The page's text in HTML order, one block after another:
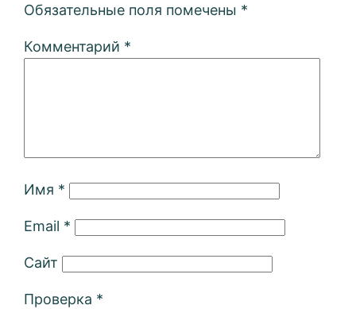
Обязательные поля помечены *
Комментарий *
Имя *
Email *
Сайт
Проверка *